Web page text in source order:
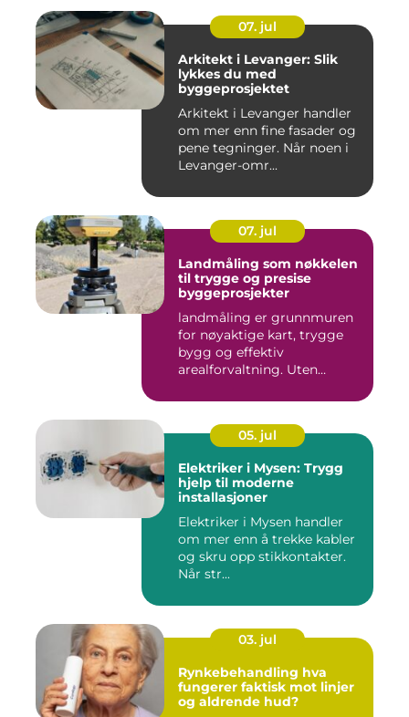
07. jul
Arkitekt i Levanger: Slik
lykkes du med
byggeprosjektet
Arkitekt i Levanger handler
om mer enn fine fasader og
pene tegninger. Når noen i
Levanger-omr...
07. jul
Landmåling som nøkkelen
til trygge og presise
byggeprosjekter
landmåling er grunnmuren
for nøyaktige kart, trygge
bygg og effektiv
arealforvaltning. Uten
05. jul
Elektriker i Mysen: Trygg
hjelp til moderne
installasjoner
Elektriker i Mysen handler
om mer enn å trekke kabler
og skru opp stikkontakter.
Når str...
03. jul
Rynkebehandling hva
fungerer faktisk mot linjer
og aldrende hud?